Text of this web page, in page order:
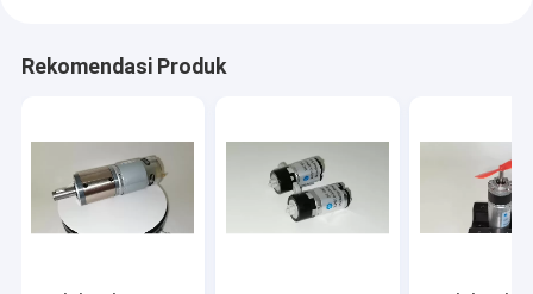
Rekomendasi Produk